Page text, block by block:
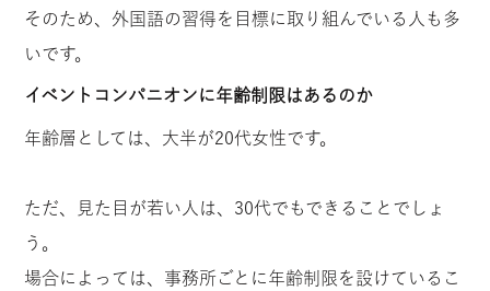
そのため、外国語の習得を目標に取り組んでいる人も多
いです。
イベントコンパニオンに年齢制限はあるのか
年齢層としては、大半が20代女性です。
ただ、見た目が若い人は、30代でもできることでしょ
う。
場合によっては、事務所ごとに年齢制限を設けているこ